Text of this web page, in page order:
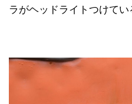
ラがヘッドライトつけてい